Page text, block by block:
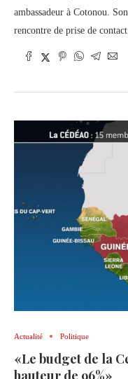
ambassadeur à Cotonou.
rencontre de prise de
Actualité Politique
«Le budget de la
hauteur de 96%»